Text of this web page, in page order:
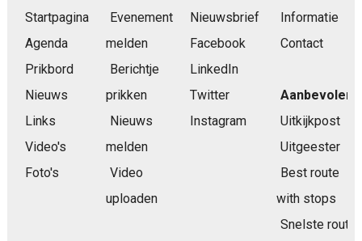
Startpagina
Agenda
Prikbord
Nieuws
Links
Video's
Foto's
Evenement
melden
Berichtje
prikken
Nieuws
melden
Video
uploaden
Nieuwsbrief
Facebook
LinkedIn
Twitter
Instagram
Informatie
Contact
Aanbevolen
Uitkijkpost
Uitgeester
Best route
with stops
Snelste route